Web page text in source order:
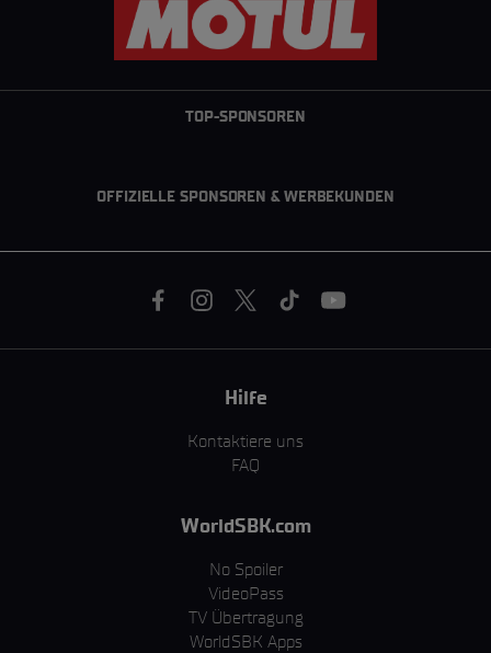
TOP-SPONSOREN
OFFIZIELLE SPONSOREN & WERBEKUNDEN
Hilfe
Kontaktiere uns
FAQ
WorldSBK.com
No Spoiler
VideoPass
TV Übertragung
WorldSBK Apps